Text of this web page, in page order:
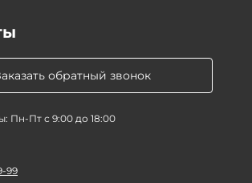
обратный звонок
Пн-Пт с 9:00 до 18:00
99